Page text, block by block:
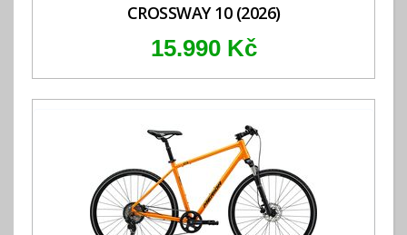
CROSSWAY 10 (2026)
15.990 Kč